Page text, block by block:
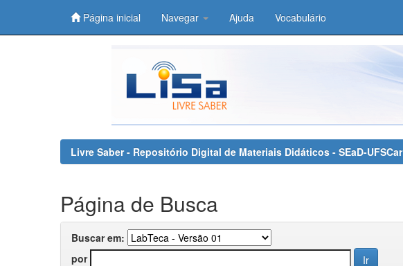
Página inicial Navegar Ajuda Vocabulário
Livre Saber - Repositório Digital de Materiais Didáticos - SEaD-UFSCar
Página de Busca
Buscar em:
por